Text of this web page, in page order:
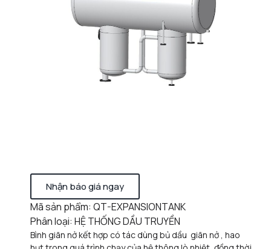
Nhận báo giá ngay
Mã sản phẩm: QT-EXPANSIONTANK
Phân loại: HỆ THỐNG DẦU TRUYỀN
Bình giãn nở kết hợp có tác dùng bủ dầu giãn nở , hao